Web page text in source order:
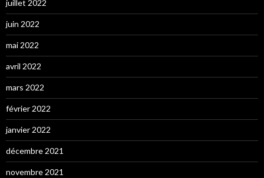
juillet 2022
juin 2022
mai 2022
avril 2022
mars 2022
février 2022
janvier 2022
décembre 2021
novembre 2021